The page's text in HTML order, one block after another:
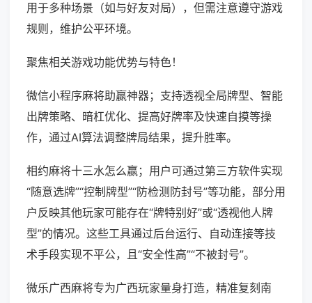
用于多种场景（如与好友对局），但需注意遵守游戏
规则，维护公平环境。
聚焦相关游戏功能优势与特色！
微信小程序麻将助赢神器；支持透视全局牌型、智能
出牌策略、暗杠优化、提高好牌率及快速自摸等操
作，通过AI算法调整牌局结果，提升胜率。
相约麻将十三水怎么赢；用户可通过第三方软件实现
“随意选牌”“控制牌型”“防检测防封号”等功能，部分用
户反映其他玩家可能存在“牌特别好”或“透视他人牌
型”的情况。这些工具通过后台运行、自动连接等技
术手段实现不平公，且“安全性高”“不被封号”。
微乐广西麻将专为广西玩家量身打造，精准复刻南